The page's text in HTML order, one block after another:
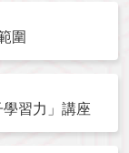
圍
習力」講座